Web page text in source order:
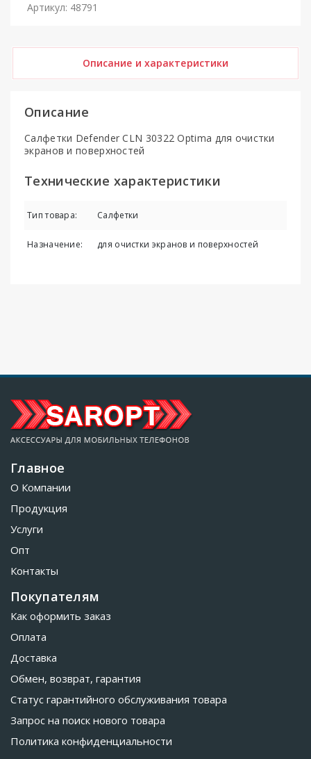
Артикул: 48791
Описание и характеристики
Описание
Салфетки Defender CLN 30322 Optima для очистки
экранов и поверхностей
Технические характеристики
Тип товара: Салфетки
Назначение: для очистки экранов и поверхностей
Главное
О Компании
Продукция
Услуги
Опт
Контакты
Покупателям
Как оформить заказ
Оплата
Доставка
Обмен, возврат, гарантия
Статус гарантийного обслуживания товара
Запрос на поиск нового товара
Политика конфиденциальности